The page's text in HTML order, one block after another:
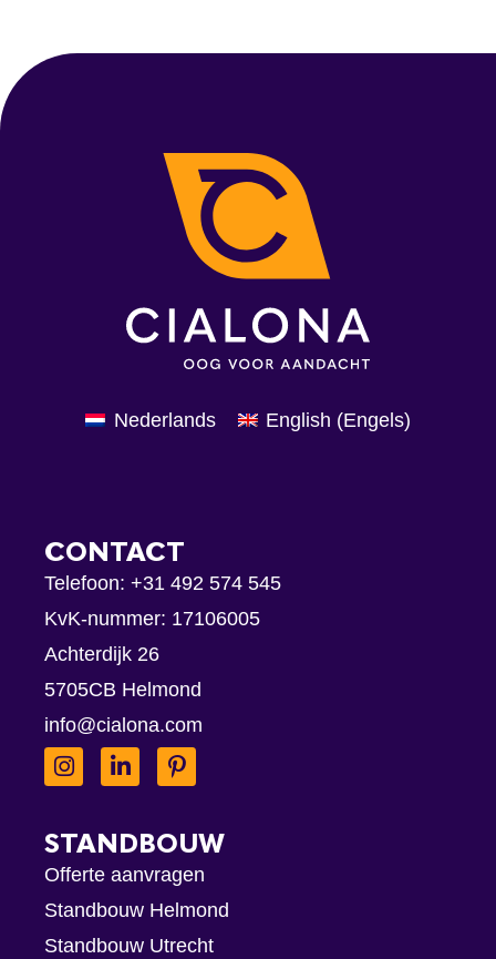
Nederlands English (Engels)
CONTACT
Telefoon: +31 492 574 545
KvK-nummer: 17106005
Achterdijk 26
5705CB Helmond
info@cialona.com
STANDBOUW
Offerte aanvragen
Standbouw Helmond
Standbouw Utrecht